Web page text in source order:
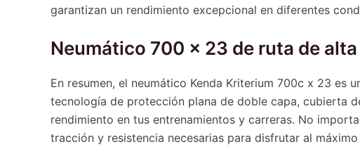
garantizan un rendimiento excepcional en diferentes
Neumático 700 x 23 de ruta de
En resumen, el neumático Kenda Kriterium 700c x 23 es
tecnología de protección plana de doble capa, cubierta
rendimiento en tus entrenamientos y carreras. No
tracción y resistencia necesarias para disfrutar al